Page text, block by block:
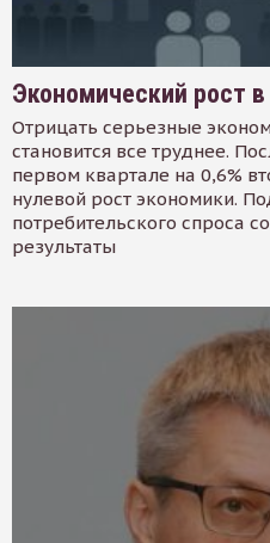
Экономический рост
Отрицать серьезные
становится все труднее.
первом квартале на 0,6%
нулевой рост экономики.
потребительского спроса
результаты